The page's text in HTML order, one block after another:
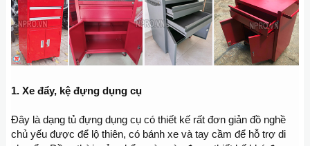
1. Xe đẩy, kệ đựng dụng cụ
Đây là dạng tủ đựng dụng cụ có thiết kế rất đơn giản đồ nghề
chủ yếu được để lộ thiên, có bánh xe và tay cầm để hỗ trợ di